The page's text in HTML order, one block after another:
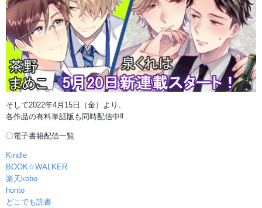
そして2022年4月15日（金）より、
各作品の有料単話版も同時配信中‼
〇電子書籍配信一覧
Kindle
BOOK☆WALKER
楽天kobo
honto
どこでも読書